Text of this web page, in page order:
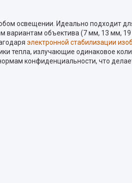
освещении. Идеально подходит
вариантам объектива (7 мм, 13 мм,
электронной стабилизации
тепла, излучающие одинаковое
конфиденциальности, что